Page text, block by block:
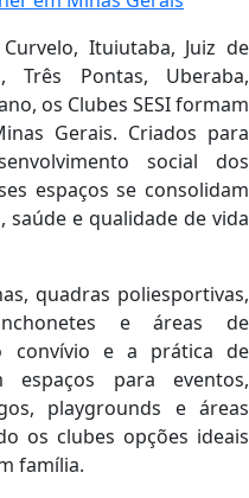
Ituiutaba, Juiz de
Três Pontas, Uberaba,
os Clubes SESI formam
Gerais. Criados para
social dos
espaços se consolidam
e qualidade de vida
quadras poliesportivas,
e áreas de
convívio e a prática de
espaços para eventos,
playgrounds e áreas
os clubes opções ideais
família.